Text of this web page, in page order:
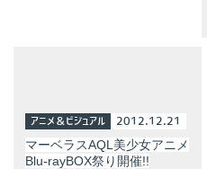
アニメ＆ビジュアル 2012.12.21
マーベラスAQL美少女アニメ
Blu-rayBOX祭り開催!!